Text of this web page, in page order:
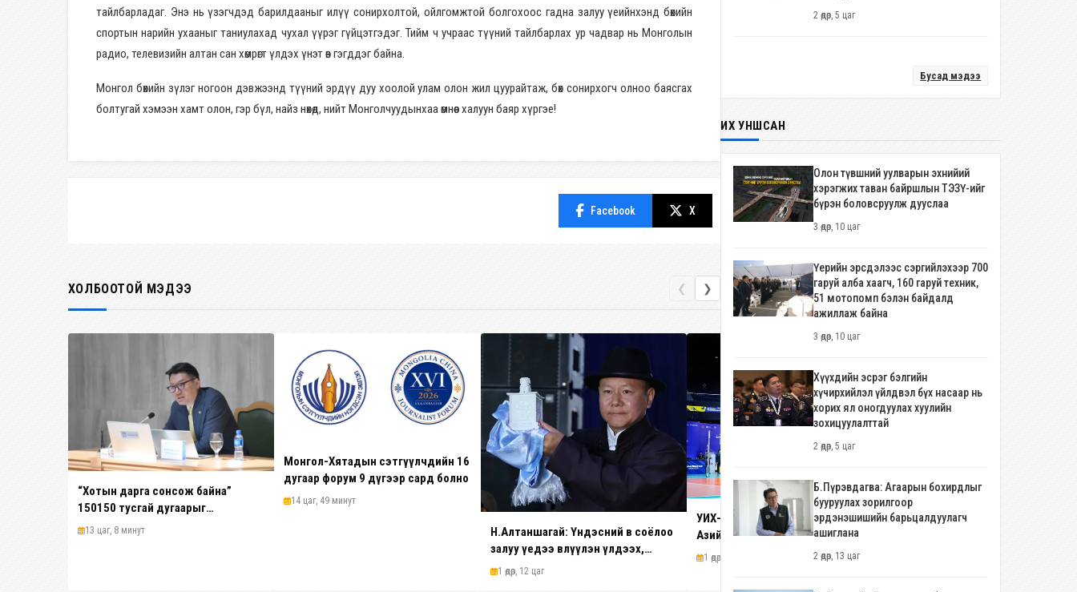
тайлбарладаг. Энэ нь үзэгчдэд барилдааныг илүү сонирхолтой, ойлгомжтой болгохоос гадна залуу үеийнхэнд бөхийн
спортын нарийн ухааныг таниулахад чухал үүрэг гүйцэтгэдэг. Тийм ч учраас түүний тайлбарлах ур чадвар нь Монголын
радио, телевизийн алтан сан хөмрөгт үлдэх үнэт өв гэгддэг байна.
Монгол бөхийн зүлэг ногоон дэвжээнд түүний эрдүү дуу хоолой улам олон жил цуурайтаж, бөх сонирхогч олноо баясгах
болтугай хэмээн хамт олон, гэр бүл, найз нөхөд, нийт Монголчуудынхаа өмнөөс халуун баяр хүргэе!
Facebook X
ХОЛБООТОЙ МЭДЭЭ ❮ ❯
“Хотын дарга сонсож байна”
150150 тусгай дугаарыг
наймдугаар сарын 14-нөөс
13 цаг, 8 минут
Монгол-Хятадын сэтгүүлчдийн 16
дугаар форум 9 дүгээр сард болно
14 цаг, 49 минут
Н.Алтаншагай: Үндэсний өв соёлоо
залуу үедээ өвлүүлэн үлдээх,
түүнийг түгээн дэлгэрүүлэхэд “Бөх
1 өдөр, 12 цаг
УИХ-ын дарга С.Бямбацогт Зүүн
Азийн эрэгтэйчүүдийн
волейболын аварга шалгаруулах
1 өдөр, 12 цаг
ХОЛБОГДУУЛАН ХИЧЭЭЛИЙН
ЖИЛД ИЙМ ЗОХИЦУУЛАЛТ
ХИЙГДЭНЭ
1 өдөр, 19 цаг
2 өдөр, 5 цаг
Бусад мэдээ
ИХ УНШСАН
Олон түвшний уулварын эхнийий
хэрэгжих таван байршлын ТЭЗҮ-ийг
бүрэн боловсруулж дууслаа
3 өдөр, 10 цаг
Үерийн эрсдэлээс сэргийлэхээр 700
гаруй алба хаагч, 160 гаруй техник,
51 мотопомп бэлэн байдалд
ажиллаж байна
3 өдөр, 10 цаг
Хүүхдийн эсрэг бэлгийн
хүчирхийлэл үйлдвэл бүх насаар нь
хорих ял оногдуулах хуулийн
зохицуулалттай
2 өдөр, 5 цаг
Б.Пүрэвдагва: Агаарын бохирдлыг
бууруулах зорилгоор
эрдэнэшишийн барьцалдуулагч
ашиглана
2 өдөр, 13 цаг